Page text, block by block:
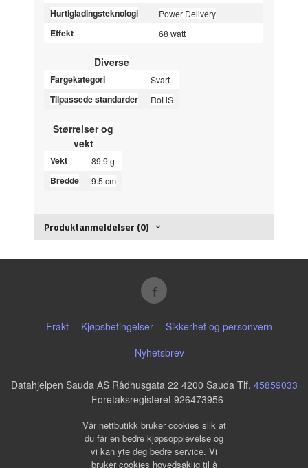
Hurtigladingsteknologi Power Delivery
Effekt 68 watt
Diverse
Fargekategori Svart
Tilpassede standarder RoHS
Størrelser og
vekt
Vekt 89.9 g
Bredde 9.5 cm
Produktanmeldelser (0)
Frakt Kjøpsbetingelser
Sikkerhet og personvern
Nyhetsbrev
Datahjelpen Sauda AS Rådhusgata 22 4200 Sauda Tlf. 45859033
- Foretaksregisteret 926473956
Vår nettbutikk bruker cookies slik at
du får en bedre kjøpsopplevelse og
vi kan yte deg bedre service. Vi
bruker cookies hovedsaklig til å